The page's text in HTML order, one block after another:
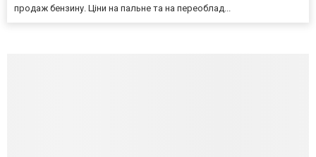
продаж бензину. Ціни на пальне та на переоблад...